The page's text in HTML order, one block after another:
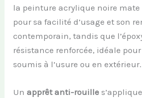
la peinture acrylique noire mate
pour sa facilité d’usage et son
contemporain, tandis que
résistance renforcée, idéale
soumis à l’usure ou en extérieur.
Unapprêt anti-rouille